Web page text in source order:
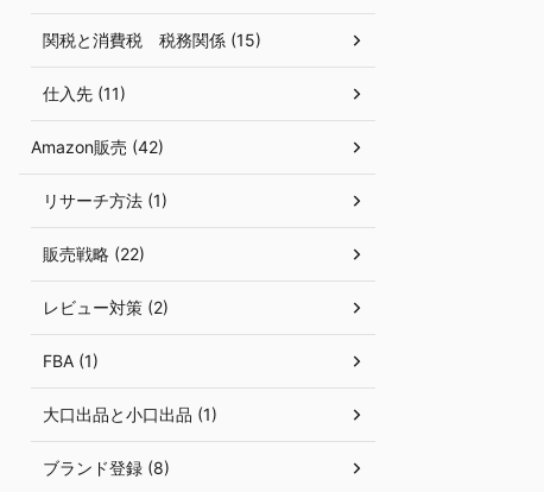
関税と消費税 税務関係 (15)
仕入先 (11)
Amazon販売 (42)
リサーチ方法 (1)
販売戦略 (22)
レビュー対策 (2)
FBA (1)
大口出品と小口出品 (1)
ブランド登録 (8)